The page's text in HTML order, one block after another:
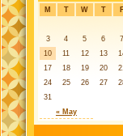
M
T W T
« May
3
4 5 6 7
10
11 12 13
17
18 19 20
24
25 26 27
31